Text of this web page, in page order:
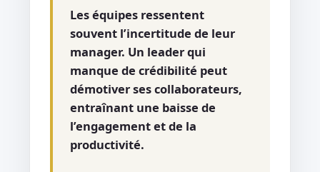
Les équipes ressentent
souvent l’incertitude de leur
manager. Un leader qui
manque de crédibilité peut
démotiver ses collaborateurs,
entraînant une baisse de
l’engagement et de la
productivité.